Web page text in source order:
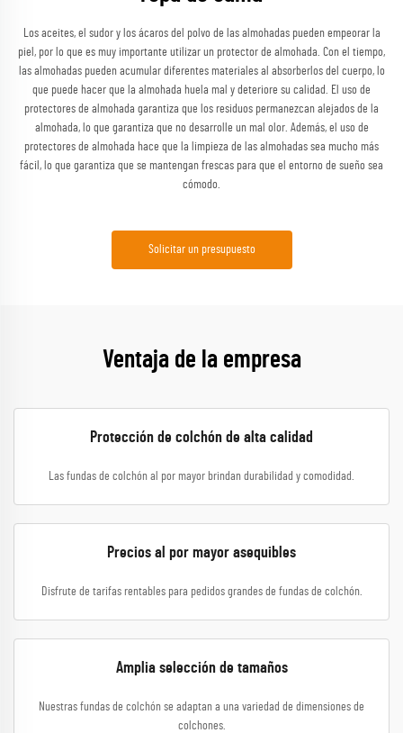
Los aceites, el sudor y los ácaros del polvo de las almohadas pueden empeorar la
piel, por lo que es muy importante utilizar un protector de almohada. Con el tiempo,
las almohadas pueden acumular diferentes materiales al absorberlos del cuerpo, lo
que puede hacer que la almohada huela mal y deteriore su calidad. El uso de
protectores de almohada garantiza que los residuos permanezcan alejados de la
almohada, lo que garantiza que no desarrolle un mal olor. Además, el uso de
protectores de almohada hace que la limpieza de las almohadas sea mucho más
fácil, lo que garantiza que se mantengan frescas para que el entorno de sueño sea
cómodo.
Solicitar un presupuesto
Ventaja de la empresa
Protección de colchón de alta calidad
Las fundas de colchón al por mayor brindan durabilidad y comodidad.
Precios al por mayor asequibles
Disfrute de tarifas rentables para pedidos grandes de fundas de colchón.
Amplia selección de tamaños
Nuestras fundas de colchón se adaptan a una variedad de dimensiones de
colchones.